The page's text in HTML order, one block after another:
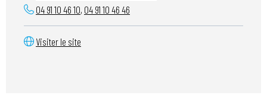
04 91 10 46 10, 04 91 10 46 46
Visiter le site